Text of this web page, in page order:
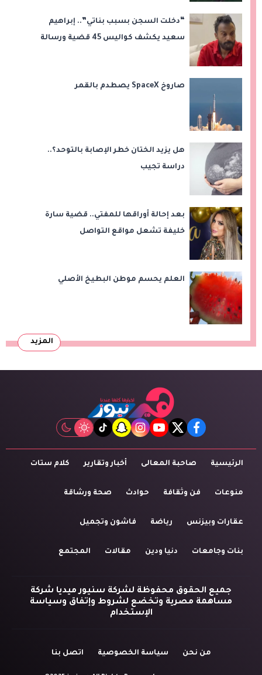
“دخلت السجن بسبب بناتي”.. إبراهيم
سعيد يكشف كواليس 45 قضية ورسالة
صاروخ SpaceX يصطدم بالقمر
هل يزيد الختان خطر الإصابة بالتوحد؟..
دراسة تجيب
بعد إحالة أوراقها للمفتي.. قضية سارة
خليفة تشعل مواقع التواصل
العلم يحسم موطن البطيخ الأصلي
المزيد
facebook
twitter
youtube
instagram
snapchat
tiktok
الرئيسية صاحبة المعالى أخبار وتقارير كلام ستات
منوعات فن وثقافة حوادث صحة ورشاقة
عقارات وبيزنس رياضة فاشون وتجميل
بنات وجامعات دنيا ودين مقالات المجتمع
جميع الحقوق محفوظة لشركة سنيور ميديا شركة
مساهمة مصرية وتخضع لشروط وإتفاق وسياسة
الإستخدام
من نحن سياسة الخصوصية اتصل بنا